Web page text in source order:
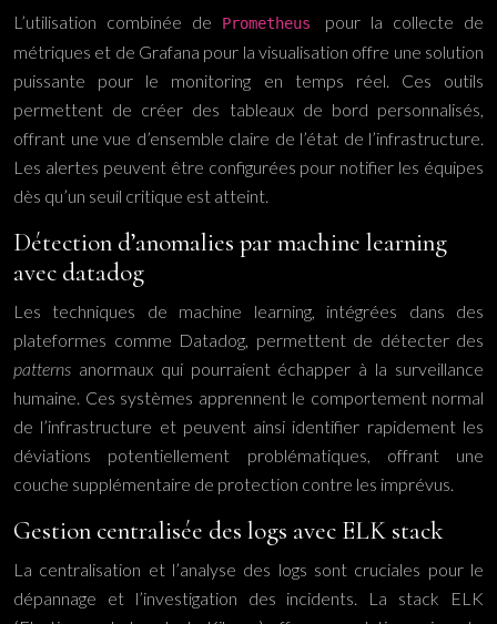
L’utilisation combinée de Prometheus pour la collecte de
métriques et de Grafana pour la visualisation offre une solution
puissante pour le monitoring en temps réel. Ces outils
permettent de créer des tableaux de bord personnalisés,
offrant une vue d’ensemble claire de l’état de l’infrastructure.
Les alertes peuvent être configurées pour notifier les équipes
dès qu’un seuil critique est atteint.
Détection d’anomalies par machine learning
avec datadog
Les techniques de machine learning, intégrées dans des
plateformes comme Datadog, permettent de détecter des
patterns anormaux qui pourraient échapper à la surveillance
humaine. Ces systèmes apprennent le comportement normal
de l’infrastructure et peuvent ainsi identifier rapidement les
déviations potentiellement problématiques, offrant une
couche supplémentaire de protection contre les imprévus.
Gestion centralisée des logs avec ELK stack
La centralisation et l’analyse des logs sont cruciales pour le
dépannage et l’investigation des incidents. La stack ELK